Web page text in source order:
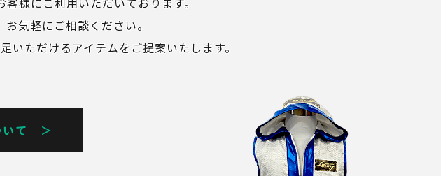
気軽にご相談ください。
ただけるアイテムをご提案いたします。
いて ＞